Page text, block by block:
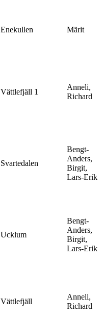
Enekullen Märit
Vättlefjäll 1
Anneli,
Richard
Svartedalen
Bengt-
Anders,
Birgit,
Lars-Erik
Ucklum
Bengt-
Anders,
Birgit,
Lars-Erik
Vättlefjäll
Anneli,
Richard